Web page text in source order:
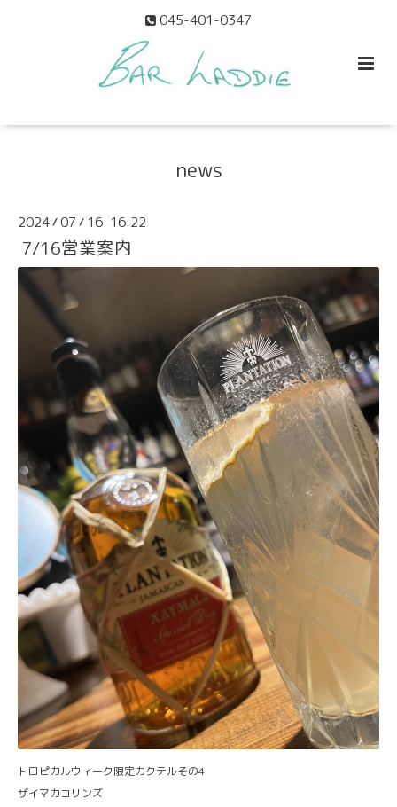
045-401-0347
news
2024/07 / 16 16:22
7/16営業案内
トロピカルウィーク限定カクテルその4
ザイマカコリンズ